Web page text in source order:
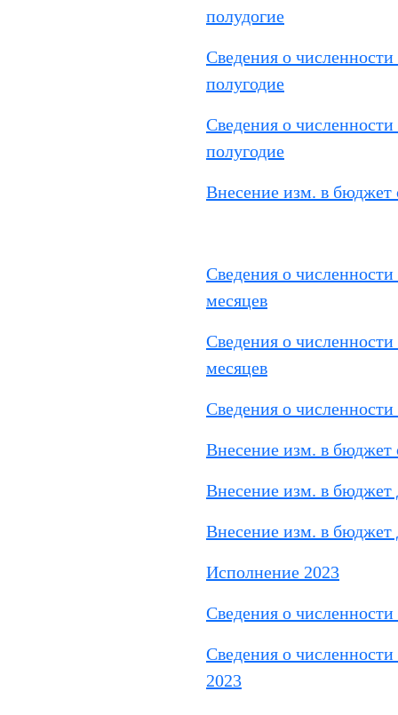
полудогие
Сведения о
полугодие
Сведения о
полугодие
Внесение изм. в бюджет
Сведения о
месяцев
Сведения о
месяцев
Сведения о
Внесение изм. в бюджет
Внесение изм. в бюджет
Внесение изм. в бюджет
Исполнение 2023
Сведения о
Сведения о
2023